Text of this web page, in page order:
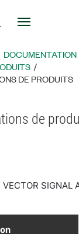
Rechercher
DOCUMENTATION
DE PRODUITS
de
SIGNAL